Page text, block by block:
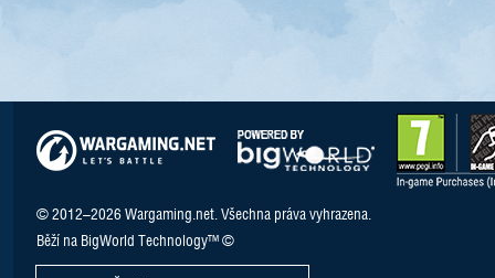
© 2012–2026 Wargaming.net. Všechna práva vyhrazena.
Běží na BigWorld Technology™ ©